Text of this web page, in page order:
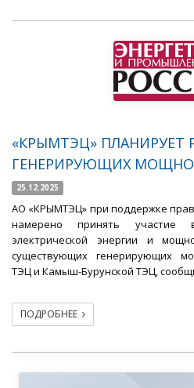
«КРЫМТЭЦ» ПЛАНИРУЕТ
ГЕНЕРИРУЮЩИХ
25.12.2025
АО «КРЫМТЭЦ» при поддержке
намерено принять участие
электрической энергии и
существующих генерирующих
ТЭЦ и Камыш-Бурунской ТЭЦ,
ПОДРОБНЕЕ